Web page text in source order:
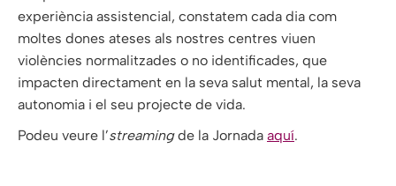
experiència assistencial, constatem cada dia com
moltes dones ateses als nostres centres viuen
violències normalitzades o no identificades, que
impacten directament en la seva salut mental, la seva
autonomia i el seu projecte de vida.
Podeu veure l’streamingde la Jornada aquí.